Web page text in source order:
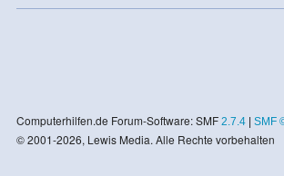
Computerhilfen.de Forum-Software: SMF 2.7.4| SMF
© 2001-2026, Lewis Media. Alle Rechte vorbehalten